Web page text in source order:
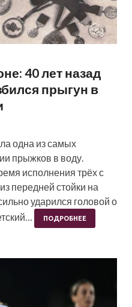
40 лет назад
прыгун в
одна из самых
прыжков в воду.
исполнения трёх с
передней стойки на
ударился головой о
ПОДРОБНЕЕ